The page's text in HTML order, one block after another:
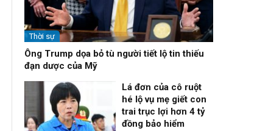
Thời sự
Ông Trump dọa bỏ tù người tiết lộ tin thiếu
đạn dược của Mỹ
Lá đơn của cô ruột
hé lộ vụ mẹ giết con
trai trục lợi hơn 4 tỷ
đồng bảo hiểm